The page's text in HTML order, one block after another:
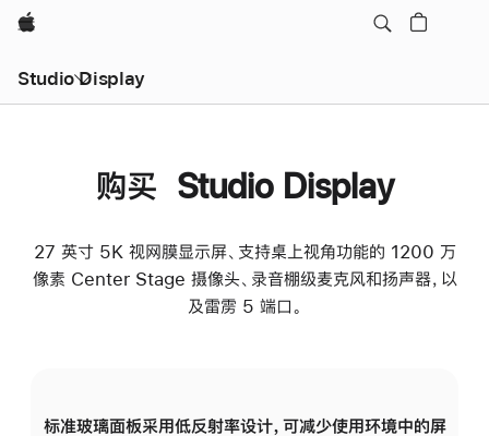
Apple
Studio Display
购买 Studio Display
27 英寸 5K 视网膜显示屏、支持桌上视角功能的 1200 万
像素 Center Stage 摄像头、录音棚级麦克风和扬声器，以
及雷雳 5 端口。
标准玻璃面板采用低反射率设计，可减少使用环境中的屏